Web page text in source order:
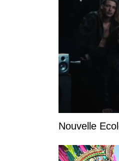
Nouvelle